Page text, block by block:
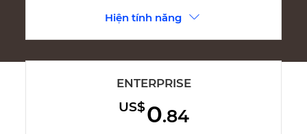
Hiện tính năng
ENTERPRISE
US$0.84